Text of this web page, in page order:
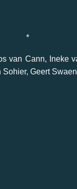
*
van Cann, Ineke
Geert